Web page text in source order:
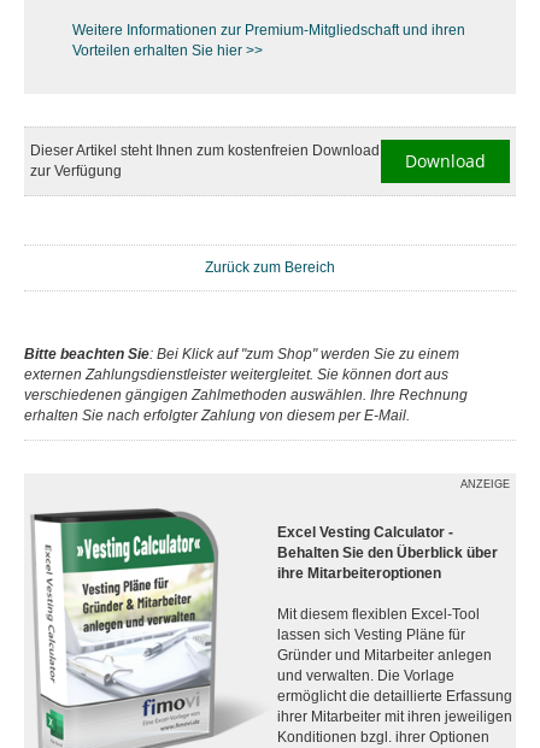
Weitere Informationen zur Premium-Mitgliedschaft und ihren
Vorteilen erhalten Sie hier >>
Dieser Artikel steht Ihnen zum kostenfreien Download
zur Verfügung
Download
Zurück zum Bereich
Bitte beachten Sie: Bei Klick auf "zum Shop" werden Sie zu einem
externen Zahlungsdienstleister weitergleitet. Sie können dort aus
verschiedenen gängigen Zahlmethoden auswählen. Ihre Rechnung
erhalten Sie nach erfolgter Zahlung von diesem per E-Mail.
ANZEIGE
Excel Vesting Calculator -
Behalten Sie den Überblick über
ihre Mitarbeiteroptionen
Mit diesem flexiblen Excel-Tool
lassen sich Vesting Pläne für
Gründer und Mitarbeiter anlegen
und verwalten. Die Vorlage
ermöglicht die detaillierte Erfassung
ihrer Mitarbeiter mit ihren jeweiligen
Konditionen bzgl. ihrer Optionen